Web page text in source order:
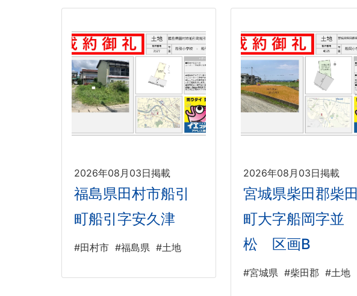
2026年08月03日掲載
福島県田村市船引
町船引字安久津
#田村市 #福島県 #土地
2026年08月03日掲載
宮城県柴田郡柴田
町大字船岡字並
松 区画B
#宮城県 #柴田郡 #土地